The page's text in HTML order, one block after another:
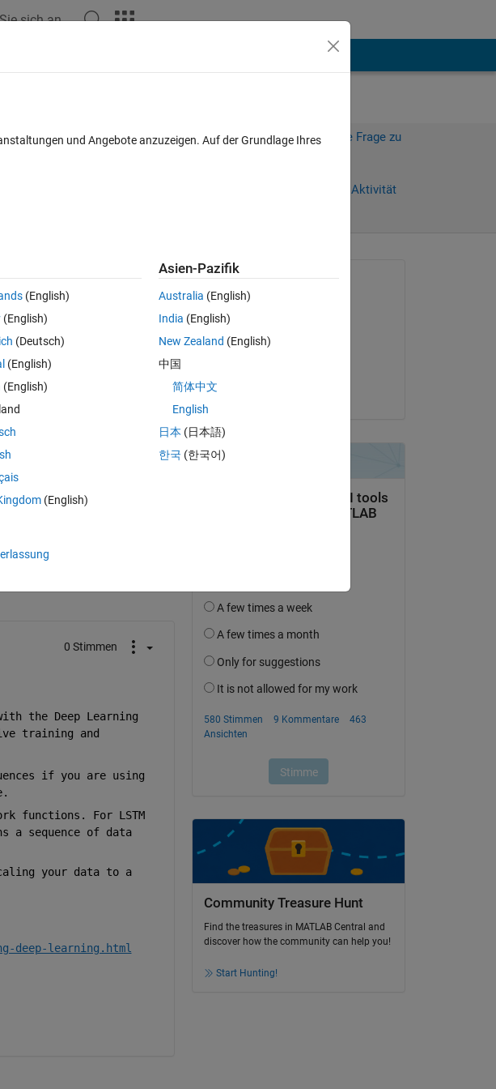
sich an
Melden Sie sich an, um diese Frage zu
Anmelden, um Aktivität
0 Stimmen
data:
Anmelden, um Aktivität zu verfolgen
0 Stimmen
the Deep Learning
training and
if you are using
functions. For LSTM
a sequence of data
your data to a
deep-learning.html
roberto
am 9 Mär. 2023
am 11 Sep. 2024
Community Treasure Hunt
Find the treasures in MATLAB Central and
discover how the community can help you!
Start Hunting!
und Angebote anzuzeigen. Auf der Grundlage Ihres
(English)
(English)
(Deutsch)
(English)
(English)
(English)
Asien-Pazifik
Australia (English)
India (English)
New Zealand (English)
中国
简体中文
English
日本 (日本語)
한국 (한국어)